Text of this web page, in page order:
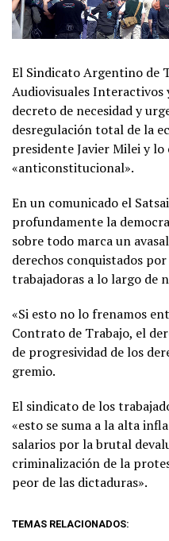
El Sindicato Argentino de
Audiovisuales Interactivos
decreto de necesidad y
desregulación total de la
presidente Javier Milei y lo
«anticonstitucional».
En un comunicado el
profundamente la
sobre todo marca un
derechos conquistados
trabajadoras a lo largo de
«Si esto no lo frenamos
Contrato de Trabajo, el
de progresividad de los
gremio.
El sindicato de los
«esto se suma a la alta
salarios por la brutal
criminalización de la
peor de las dictaduras».
TEMAS RELACIONADOS: